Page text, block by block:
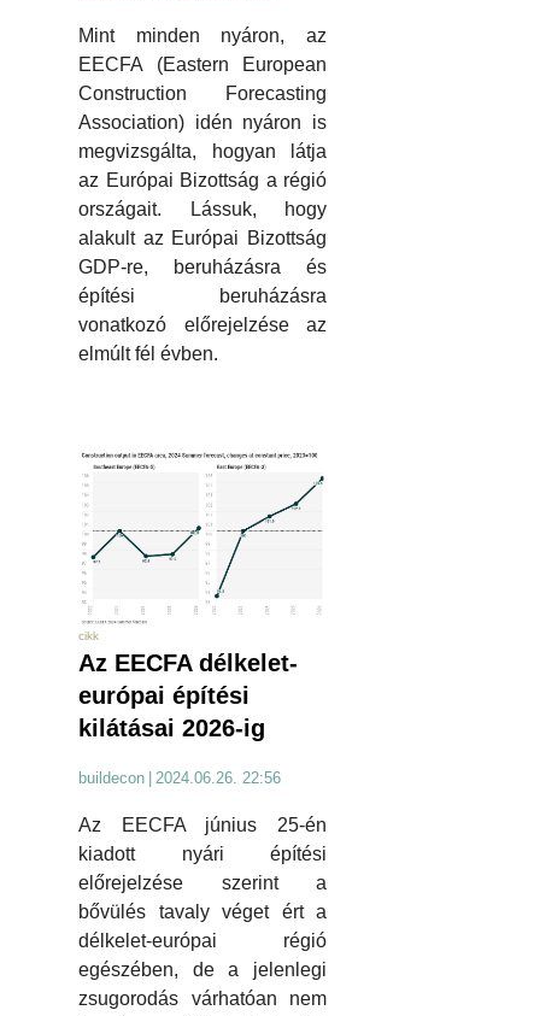
Mint minden nyáron, az
EECFA (Eastern European
Construction Forecasting
Association) idén nyáron is
megvizsgálta, hogyan látja
az Európai Bizottság a régió
országait. Lássuk, hogy
alakult az Európai Bizottság
GDP-re, beruházásra és
építési beruházásra
vonatkozó előrejelzése az
elmúlt fél évben.
cikk
Az EECFA délkelet-
európai építési
kilátásai 2026-ig
buildecon 2024.06.26. 22:56
Az EECFA június 25-én
kiadott nyári építési
előrejelzése szerint a
bővülés tavaly véget ért a
délkelet-európai régió
egészében, de a jelenlegi
zsugorodás várhatóan nem